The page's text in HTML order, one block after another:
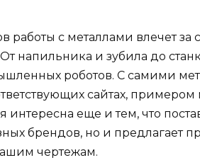
работы с металлами влечет за
От напильника и зубила до
роботов. С самими
сайтах,
интересна еще и тем, что
брендов, но и предлагает
чертежам.